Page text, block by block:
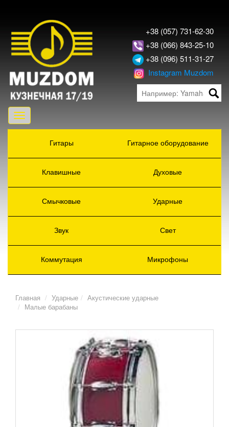
+38 (057) 731-62-30
+38 (066) 843-25-10
+38 (096) 511-31-27
Instagram Muzdom
Toggle
navigation
Гитары
Гитарное оборудование
Клавишные Духовые
Смычковые Ударные
Звук Свет
Коммутация Микрофоны
Главная Ударные
Акустические ударные
Малые барабаны